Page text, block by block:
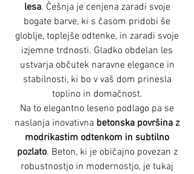
lesa. Češnja je cenjena zaradi svoje
bogate barve, ki s časom pridobi še
globlje, toplejše odtenke, in zaradi svoje
izjemne trdnosti. Gladko obdelan les
ustvarja občutek naravne elegance in
stabilnosti, ki bo v vaš dom prinesla
toplino in domačnost.
Na to elegantno leseno podlago pa se
naslanja inovativna betonska površina z
modrikastim odtenkom in subtilno
pozlato. Beton, ki je običajno povezan z
robustnostjo in modernostjo, je tukaj